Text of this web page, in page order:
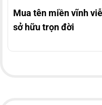
Mua tên miền vĩnh
sở hữu trọn đời